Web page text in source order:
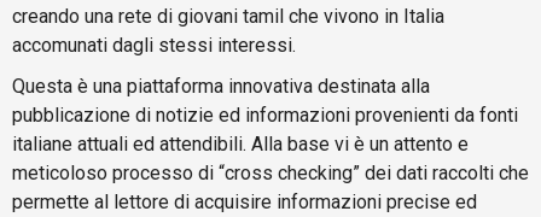
creando una rete di giovani tamil che vivono in Italia
accomunati dagli stessi interessi.
Questa è una piattaforma innovativa destinata alla
pubblicazione di notizie ed informazioni provenienti da fonti
italiane attuali ed attendibili. Alla base vi è un attento e
meticoloso processo di “cross checking” dei dati raccolti che
permette al lettore di acquisire informazioni precise ed